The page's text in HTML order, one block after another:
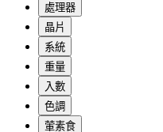
處理器
晶片
系統
重量
入數
色調
葷素食